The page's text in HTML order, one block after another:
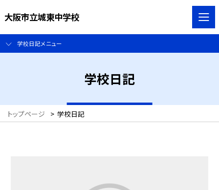
大阪市立城東中学校
学校日記メニュー
学校日記
トップページ > 学校日記